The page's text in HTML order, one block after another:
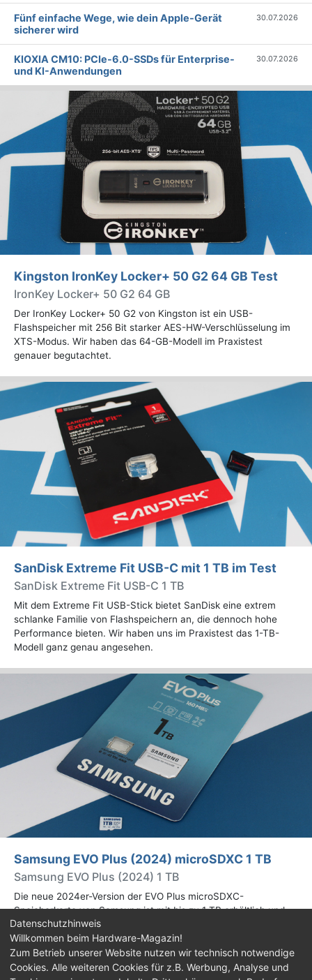
Fünf einfache Wege, wie dein Apple-Gerät
sicherer wird
30.07.2026
KIOXIA CM10: PCIe-6.0-SSDs für Enterprise-
und KI-Anwendungen
30.07.2026
Kingston IronKey Locker+ 50 G2 64 GB Test
IronKey Locker+ 50 G2 64 GB
Der IronKey Locker+ 50 G2 von Kingston ist ein USB-
Flashspeicher mit 256 Bit starker AES-HW-Verschlüsselung im
XTS-Modus. Wir haben das 64-GB-Modell im Praxistest
genauer begutachtet.
SanDisk Extreme Fit USB-C mit 1 TB im Test
SanDisk Extreme Fit USB-C 1 TB
Mit dem Extreme Fit USB-Stick bietet SanDisk eine extrem
schlanke Familie von Flashspeichern an, die dennoch hohe
Performance bieten. Wir haben uns im Praxistest das 1-TB-
Modell ganz genau angesehen.
Samsung EVO Plus (2024) microSDXC 1 TB
Samsung EVO Plus (2024) 1 TB
Die neue 2024er-Version der EVO Plus microSDXC-
Speicherkarte von Samsung ist mit bis zu 1 TB erhältlich und
bietet 160 MB/s lesend, statt 130 MB/s wie beim Vorgänger aus
2021. Mehr dazu im Test.
Datenschutzhinweis
Willkommen beim Hardware-Magazin!
Zum Betrieb unserer Website nutzen wir technisch notwendige
Cookies. Alle weiteren Cookies für z.B. Werbung, Analyse und